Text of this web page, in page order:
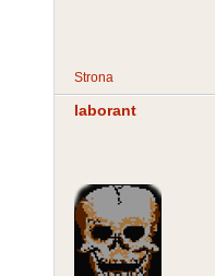
Strona
laborant